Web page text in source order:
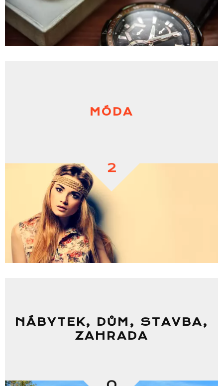
Seznam NC
MÓDA
2
NÁBYTEK, DŮM, STAVBA,
ZAHRADA